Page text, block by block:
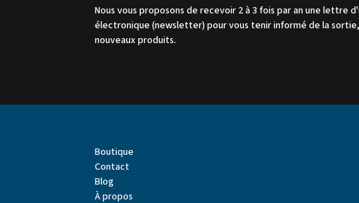
Nous vous proposons de recevoir 2 à 3 fois par an une lettre
électronique (newsletter) pour vous tenir informé de la
nouveaux produits.
Boutique
Contact
Blog
À propos